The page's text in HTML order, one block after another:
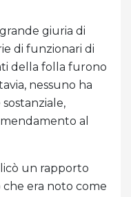
giuria di
di funzionari di
della folla furono
nessuno ha
al
un rapporto
era noto come